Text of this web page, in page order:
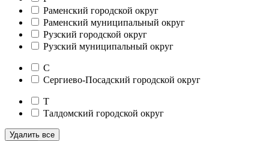
Раменский городской округ
Раменский муниципальный округ
Рузский городской округ
Рузский муниципальный округ
С
Сергиево-Посадский городской округ
Т
Талдомский городской округ
Удалить все